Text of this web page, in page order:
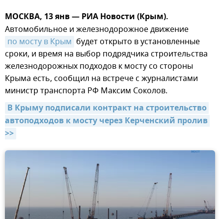
МОСКВА, 13 янв — РИА Новости (Крым).
Автомобильное и железнодорожное движение
по мосту в Крым будет открыто в установленные
сроки, и время на выбор подрядчика строительства
железнодорожных подходов к мосту со стороны
Крыма есть, сообщил на встрече с журналистами
министр транспорта РФ Максим Соколов.
В Крыму подписали контракт на строительство
автоподходов к мосту через Керченский пролив
>>